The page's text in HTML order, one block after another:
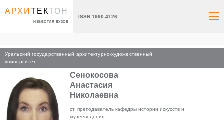
АРХИТЕКТОН
ИЗВЕСТИЯ ВУЗОВ
ISSN 1990-4126
Уральский государственный архитектурно-художественный
университет
Главная
Сенокосова
Анастасия
Николаевна
ст. преподаватель кафедры истории искусств и
музееведения.